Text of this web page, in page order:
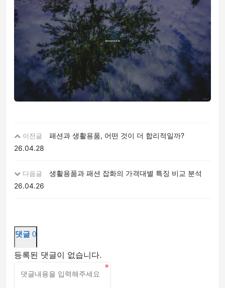
이전글
패션과 생활용품, 어떤 것이 더 합리적일까?
26.04.28
다음글
생활용품과 패션 잡화의 가격대별 특징 비교 분석
26.04.26
댓글 0
등록된 댓글이 없습니다.